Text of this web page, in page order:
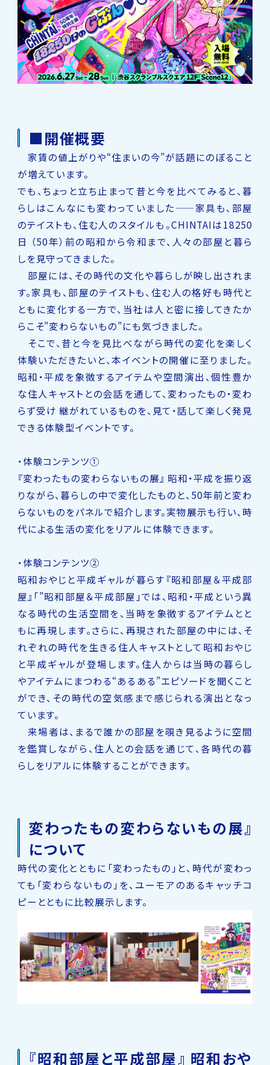
■開催概要
家賃の値上がりや“住まいの今”が話題にのぼること
が増えています。
でも、ちょっと立ち止まって昔と今を比べてみると、暮
らしはこんなにも変わっていました——家具も、部屋
のテイストも、住む人のスタイルも。CHINTAIは18250
日 （50年）前の昭和から令和まで、人々の部屋と暮ら
しを見守ってきました。
部屋には、その時代の文化や暮らしが映し出されま
す。家具も、部屋のテイストも、住む人の格好も時代と
ともに変化する一方で、当社は人と密に接してきたか
らこそ”変わらないもの”にも気づきました。
そこで、昔と今を見比べながら時代の変化を楽しく
体験いただきたいと、本イベントの開催に至りました。
昭和・平成を象徴するアイテムや空間演出、個性豊か
な住人キャストとの会話を通して、変わったもの・変わ
らず受け 継がれているものを、見て・話して楽しく発見
できる体験型イベントです。
・体験コンテンツ①
『変わったもの変わらないもの展』 昭和・平成を振り返
りながら、暮らしの中で変化したものと、50年前と変わ
らないものをパネルで紹介します。実物展示も行い、時
代による生活の変化をリアルに体験できます。
・体験コンテンツ②
昭和おやじと平成ギャルが暮らす『昭和部屋＆平成部
屋』「”昭和部屋＆平成部屋」では、昭和・平成という異
なる時代の生活空間を、当時を象徴するアイテムとと
もに再現します。さらに、再現された部屋の中には、そ
れぞれの時代を生きる住人キャストとして昭和おやじ
と平成ギャルが登場します。住人からは当時の暮らし
やアイテムにまつわる“あるある”エピソードを聞くこと
ができ、その時代の空気感まで感じられる演出となっ
ています。
来場者は、まるで誰かの部屋を覗き見るように空間
を鑑賞しながら、住人との会話を通じて、各時代の暮
らしをリアルに体験することができます。
変わったもの変わらないもの展』
について
時代の変化とともに「変わったもの」と、時代が変わっ
ても「変わらないもの」を、ユーモアのあるキャッチコ
ピーとともに比較展示します。
『昭和部屋と平成部屋』 昭和おや